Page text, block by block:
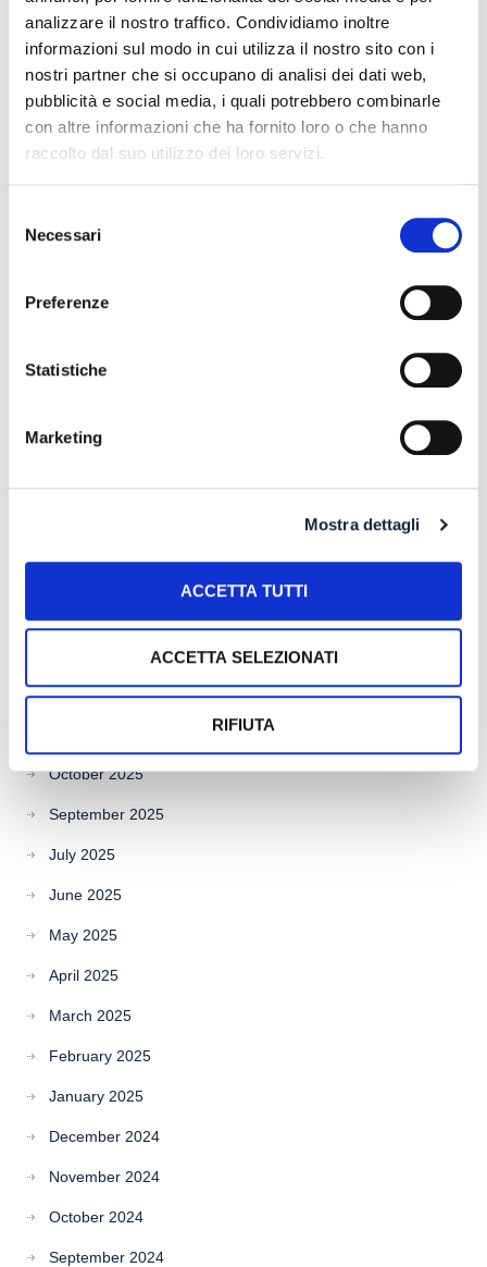
analizzare il nostro traffico. Condividiamo inoltre
informazioni sul modo in cui utilizza il nostro sito con i
nostri partner che si occupano di analisi dei dati web,
pubblicità e social media, i quali potrebbero combinarle
con altre informazioni che ha fornito loro o che hanno
raccolto dal suo utilizzo dei loro servizi.
delNecessari
Preferenze
Statistiche
Marketing
Mostra dettagli
ACCETTA TUTTI
ACCETTA SELEZIONATI
RIFIUTA
TRA OBBLIGAZIONE NATURALE E ARRICCHIMENTO
SENZA CAUSA: LA CASSAZIONE RIBADISCE IL CRITERIO
DELLA PROPORZIONALITÀ
L’ABUSIVA CONCESSIONE DEL CREDITO
June 2026
May 2026
December 2025
October 2025
September 2025
July 2025
June 2025
May 2025
April 2025
March 2025
February 2025
January 2025
December 2024
November 2024
October 2024
September 2024